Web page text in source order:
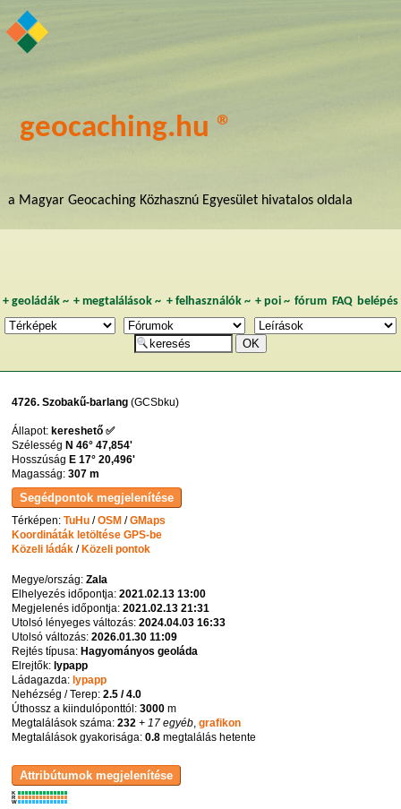
geocaching.hu ®
a Magyar Geocaching Közhasznú Egyesület hivatalos oldala
+ geoládák~ +megtalálások ~ + felhasználók~ + poi~ fórum FAQ belépés
4726. Szobakű-barlang (GCSbku)
Állapot: kereshető ✅
Szélesség N 46° 47,854'
Hosszúság E 17° 20,496'
Magasság:307 m
Térképen:TuHu /OSM /GMaps
Koordináták letöltése GPS-be
Közeli ládák /Közeli pontok
Megye/ország:Zala
Elhelyezés időpontja:2021.02.13 13:00
Megjelenés időpontja:2021.02.13 21:31
Utolsó lényeges változás:2024.04.03 16:33
Utolsó változás:2026.01.30 11:09
Rejtés típusa:Hagyományos geoláda
Elrejtők:lypapp
Ládagazda:lypapp
Nehézség / Terep:2.5 / 4.0
Úthossz a kiindulóponttól:3000 m
Megtalálások száma:232 + 17 egyéb ,grafikon
Megtalálások gyakorisága:0.8 megtalálás hetente
K
R
W